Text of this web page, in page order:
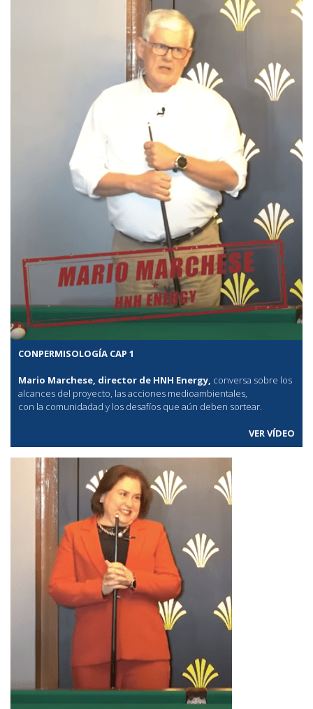
CONPERMISOLOGÍA CAP 1
Mario Marchese, director de HNH Energy, conversa sobre los
alcances del proyecto, las acciones medioambientales,
con la comunidadad y los desafíos que aún deben sortear.
VER VÍDEO